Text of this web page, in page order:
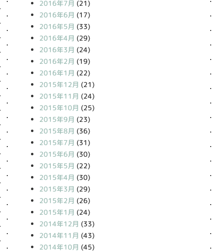
2016年7月 (21)
2016年6月 (17)
2016年5月 (33)
2016年4月 (29)
2016年3月 (24)
2016年2月 (19)
2016年1月 (22)
2015年12月 (21)
2015年11月 (24)
2015年10月 (25)
2015年9月 (23)
2015年8月 (36)
2015年7月 (31)
2015年6月 (30)
2015年5月 (22)
2015年4月 (30)
2015年3月 (29)
2015年2月 (26)
2015年1月 (24)
2014年12月 (33)
2014年11月 (43)
2014年10月 (45)